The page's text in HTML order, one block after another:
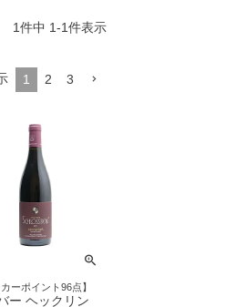
1件中 1-1件表示
1 2 3
カーポイント96点】
ー ヘックリン